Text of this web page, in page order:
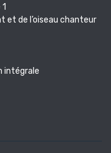
et de l’oiseau chanteur
intégrale